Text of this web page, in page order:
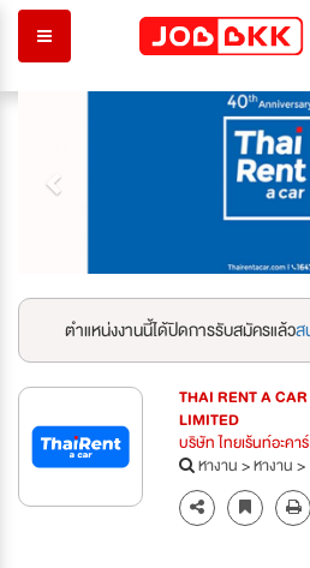
ตำแหน่งงานนี้ได้ปิดการรับสมัครแล้วส
THAI RENT A
LIMITED
บริษัท ไทยเร้นท์อะคา
หางาน>หางาน>